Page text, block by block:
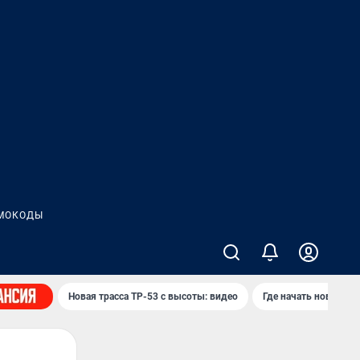
Новая трасса ТР-53 с высоты: видео Где начать новую